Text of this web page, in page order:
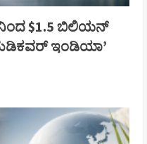
ನಿಂದ $1.5 ಬಿಲಿಯನ್
ಇಂಡಿಯಾ’